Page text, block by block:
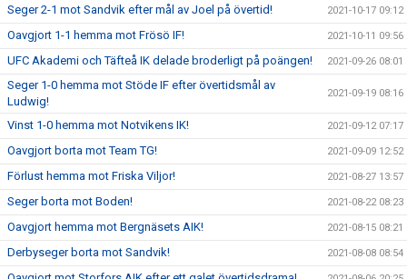
Seger 2-1 mot Sandvik efter mål av Joel på övertid! 2021-10-17 09:12
Oavgjort 1-1 hemma mot Frösö IF! 2021-10-11 09:56
UFC Akademi och Täfteå IK delade broderligt på poängen! 2021-09-26 08:01
Seger 1-0 hemma mot Stöde IF efter övertidsmål av
Ludwig!
2021-09-19 08:16
Vinst 1-0 hemma mot Notvikens IK! 2021-09-12 07:17
Oavgjort borta mot Team TG! 2021-09-09 12:52
Förlust hemma mot Friska Viljor! 2021-08-27 13:57
Seger borta mot Boden! 2021-08-22 08:23
Oavgjort hemma mot Bergnäsets AIK! 2021-08-15 08:21
Derbyseger borta mot Sandvik! 2021-08-08 08:54